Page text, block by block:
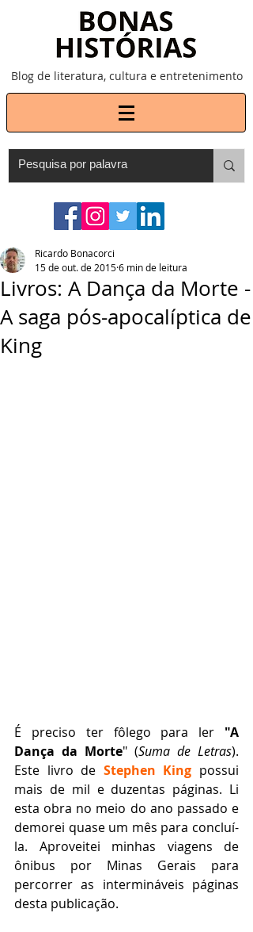
Blog de literatura, cultura e entretenimento
Livros: A Dança da Morte -
A saga pós-apocalíptica de
King
Ricardo Bonacorci
15 de out. de 20156 min de leitura
É preciso ter fôlego para ler "A
Dança da Morte" (Suma de Letras).
Este livro de Stephen King possui
mais de mil e duzentas páginas. Li
esta obra no meio do ano passado e
demorei quase um mês para concluí-
la. Aproveitei minhas viagens de
ônibus por Minas Gerais para
percorrer as intermináveis páginas
desta publicação.